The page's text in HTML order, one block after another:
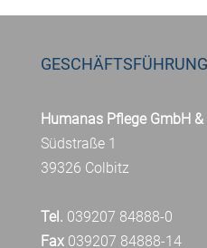
Humanas Pflege GmbH &
Südstraße 1
39326 Colbitz
Tel. 039207 84888-0
Fax039207 84888-14